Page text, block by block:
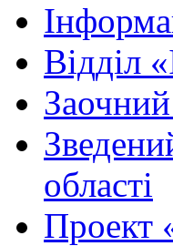
Вiддiл
області
Проект